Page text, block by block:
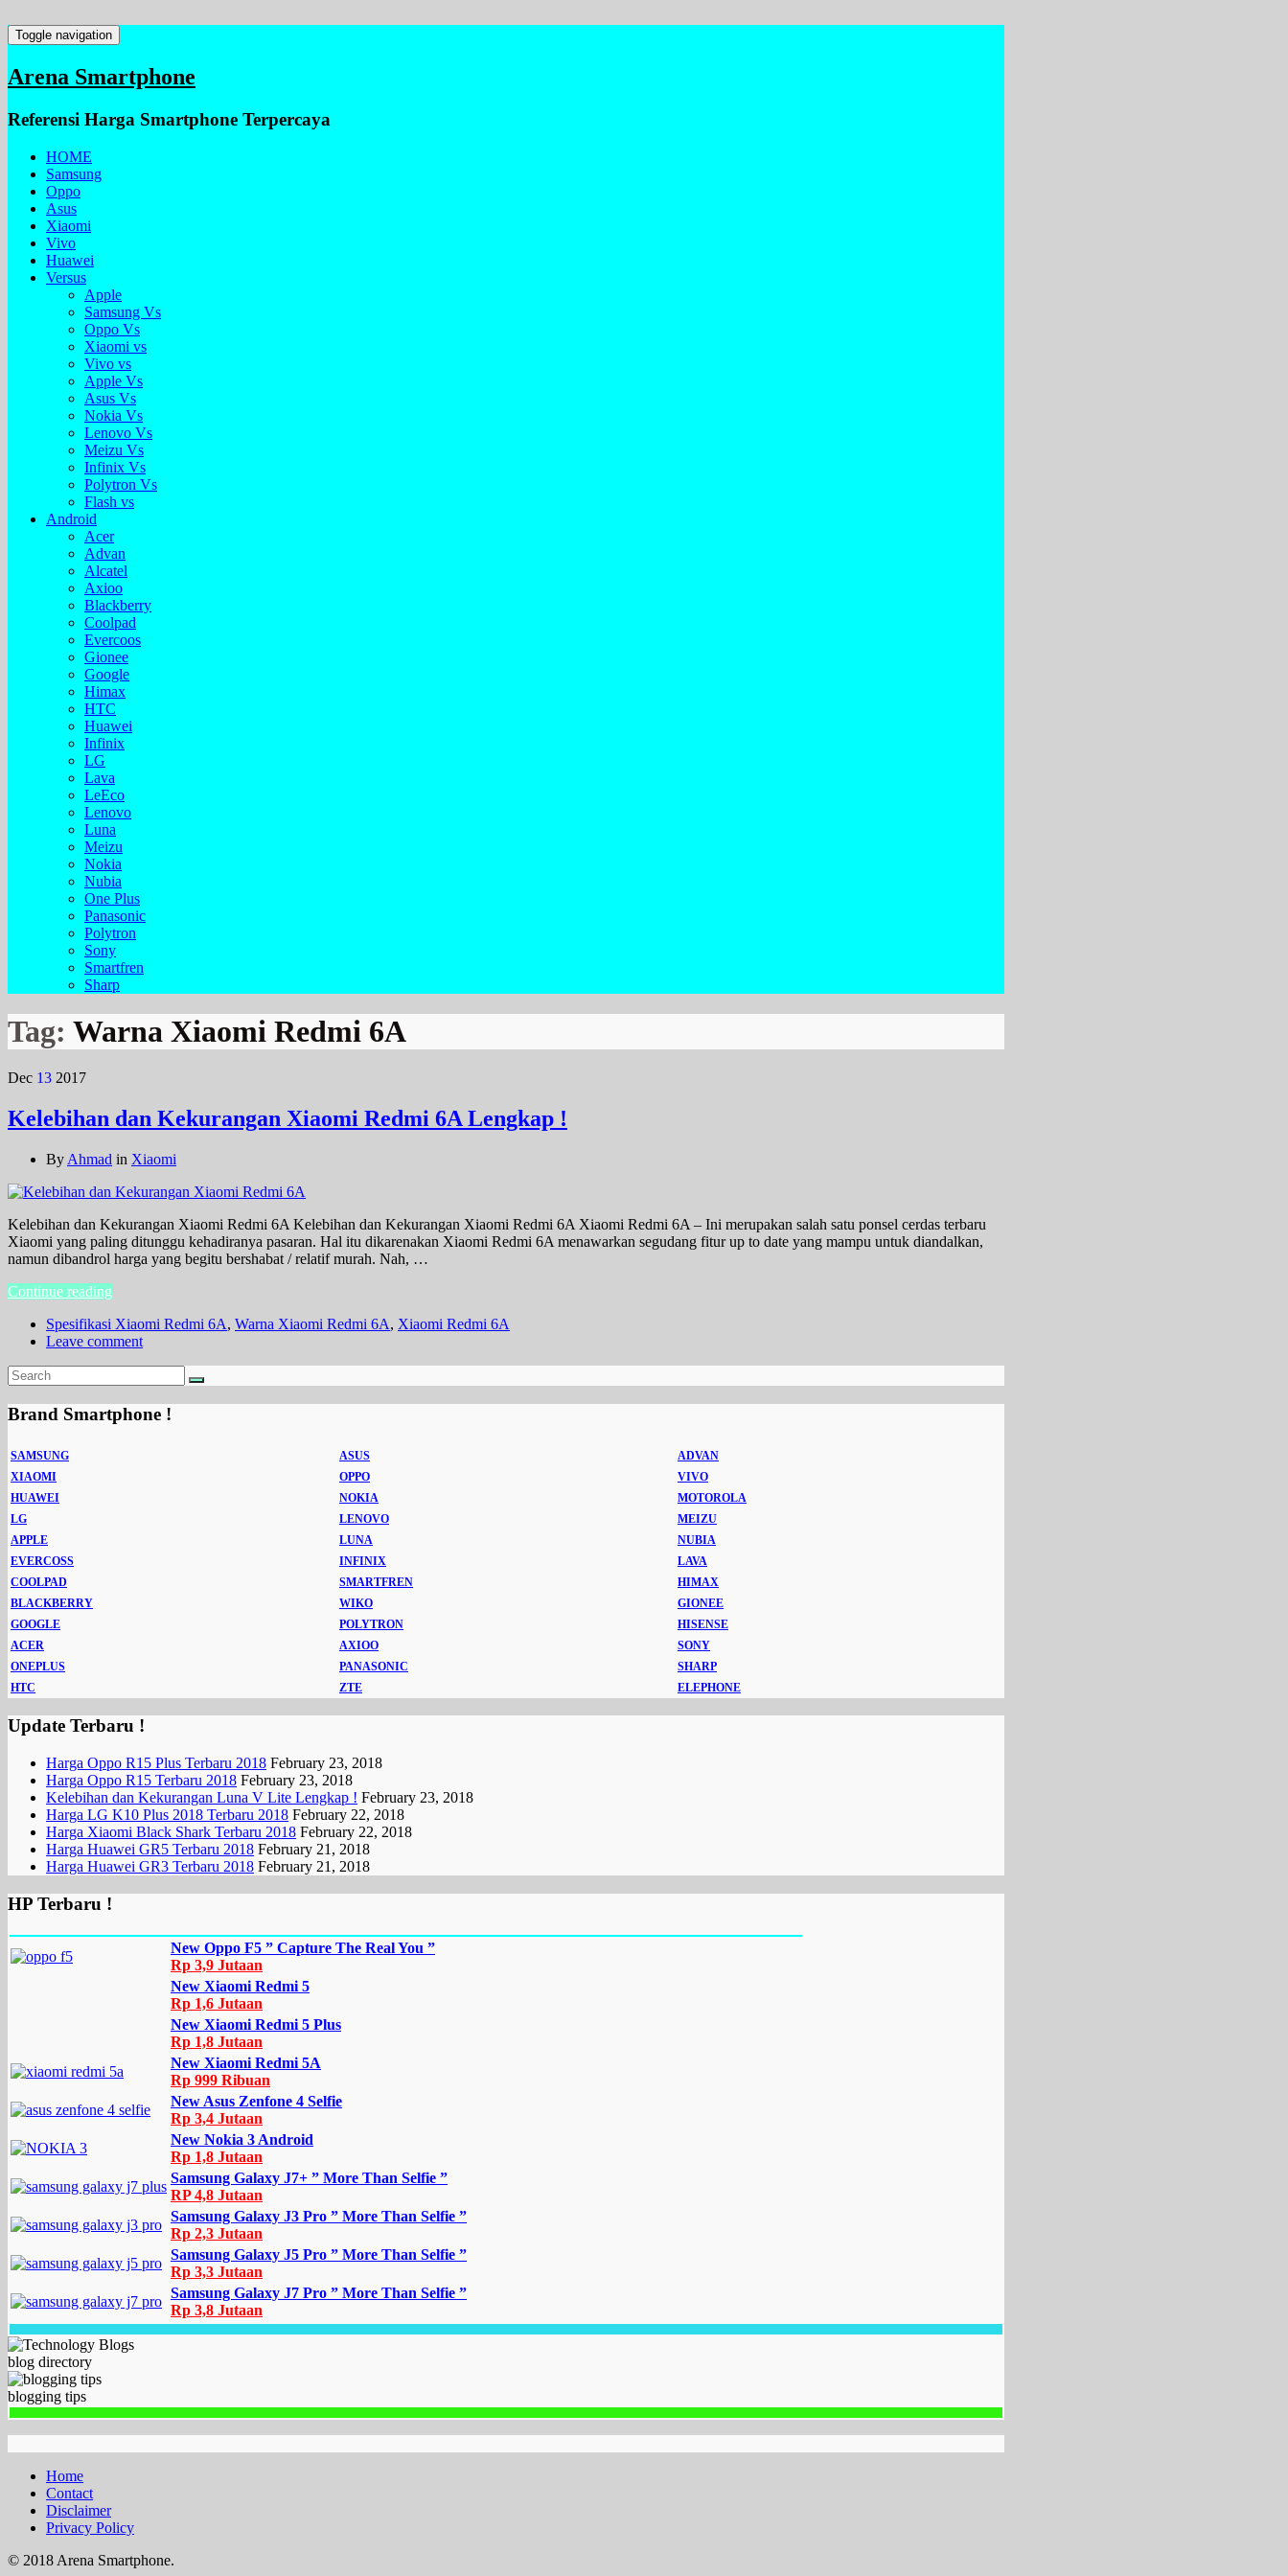
Toggle navigation
Arena Smartphone
Referensi Harga Smartphone Terpercaya
HOME
Samsung
Oppo
Asus
Xiaomi
Vivo
Huawei
Versus
Apple
Samsung Vs
Oppo Vs
Xiaomi vs
Vivo vs
Apple Vs
Asus Vs
Nokia Vs
Lenovo Vs
Meizu Vs
Infinix Vs
Polytron Vs
Flash vs
Android
Acer
Advan
Alcatel
Axioo
Blackberry
Coolpad
Evercoos
Gionee
Google
Himax
HTC
Huawei
Infinix
LG
Lava
LeEco
Lenovo
Luna
Meizu
Nokia
Nubia
One Plus
Panasonic
Polytron
Sony
Smartfren
Sharp
Tag: Warna Xiaomi Redmi 6A
Dec 13 2017
Kelebihan dan Kekurangan Xiaomi Redmi 6A Lengkap !
By Ahmad in Xiaomi
Kelebihan dan Kekurangan Xiaomi Redmi 6A Kelebihan dan Kekurangan Xiaomi Redmi 6A Xiaomi Redmi 6A – Ini merupakan salah satu ponsel cerdas terbaru
Xiaomi yang paling ditunggu kehadiranya pasaran. Hal itu dikarenakan Xiaomi Redmi 6A menawarkan segudang fitur up to date yang mampu untuk diandalkan,
namun dibandrol harga yang begitu bershabat / relatif murah. Nah, …
Continue reading
Spesifikasi Xiaomi Redmi 6A, Warna Xiaomi Redmi 6A, Xiaomi Redmi 6A
Leave comment
Brand Smartphone !
SAMSUNG ASUS
ADVAN
XIAOMI
OPPO
VIVO
HUAWEI
NOKIA
MOTOROLA
LG
LENOVO
MEIZU
APPLE
LUNA
NUBIA
EVERCOSS
INFINIX
LAVA
COOLPAD
SMARTFREN
HIMAX
BLACKBERRY
WIKO
GIONEE
GOOGLE
POLYTRON
HISENSE
ACER
AXIOO
SONY
ONEPLUS
PANASONIC
SHARP
HTC
ZTE ELEPHONE
Update Terbaru !
Harga Oppo R15 Plus Terbaru 2018 February 23, 2018
Harga Oppo R15 Terbaru 2018 February 23, 2018
Kelebihan dan Kekurangan Luna V Lite Lengkap ! February 23, 2018
Harga LG K10 Plus 2018 Terbaru 2018 February 22, 2018
Harga Xiaomi Black Shark Terbaru 2018 February 22, 2018
Harga Huawei GR5 Terbaru 2018 February 21, 2018
Harga Huawei GR3 Terbaru 2018 February 21, 2018
HP Terbaru !
New Oppo F5 ” Capture The Real You ”
Rp 3,9 Jutaan
New Xiaomi Redmi 5
Rp 1,6 Jutaan
New Xiaomi Redmi 5 Plus
Rp 1,8 Jutaan
New Xiaomi Redmi 5A
Rp 999 Ribuan
New Asus Zenfone 4 Selfie
Rp 3,4 Jutaan
New Nokia 3 Android
Rp 1,8 Jutaan
Samsung Galaxy J7+ ” More Than Selfie ”
RP 4,8 Jutaan
Samsung Galaxy J3 Pro ” More Than Selfie ”
Rp 2,3 Jutaan
Samsung Galaxy J5 Pro ” More Than Selfie ”
Rp 3,3 Jutaan
Samsung Galaxy J7 Pro ” More Than Selfie ”
Rp 3,8 Jutaan
blog directory
blogging tips
Home
Contact
Disclaimer
Privacy Policy
© 2018 Arena Smartphone.